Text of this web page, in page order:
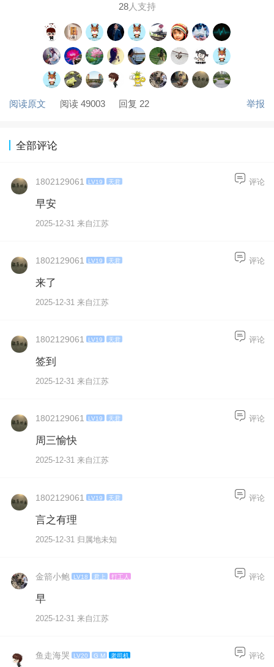
28人支持
阅读原文 阅读 49003 回复 22 举报
全部评论
1802129061 LV19 天君
早安
2025-12-31 来自江苏
评论
1802129061 LV19 天君
来了
2025-12-31 来自江苏
评论
1802129061 LV19 天君
签到
2025-12-31 来自江苏
评论
1802129061 LV19 天君
周三愉快
2025-12-31 来自江苏
评论
1802129061 LV19 天君
言之有理
2025-12-31 归属地未知
评论
金箭小鲍 LV18 君上 打工人
早
2025-12-31 来自江苏
评论
鱼走海哭 LV20 G M 老司机 评论